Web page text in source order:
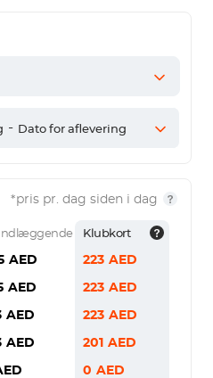
- Dato for aflevering
*pris pr. dag siden i dag
Klubkort
AED 223 AED
AED 223 AED
AED 223 AED
AED 201 AED
0 AED